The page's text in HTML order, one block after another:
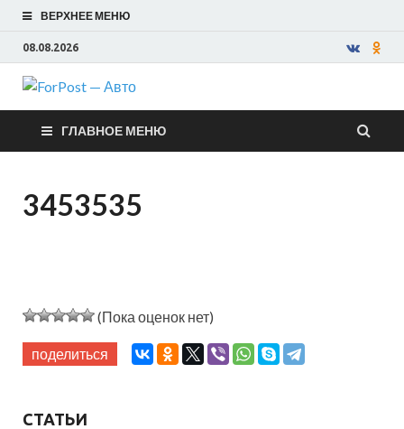
ВЕРХНЕЕ МЕНЮ
08.08.2026
ForPost —
Авто
ГЛАВНОЕ МЕНЮ
3453535
(Пока оценок нет)
поделиться
СТАТЬИ